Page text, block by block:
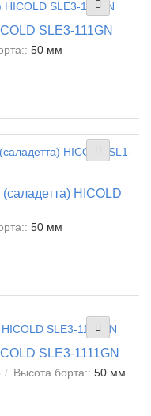
SLE3-111GN
50 мм
HICOLD
50 мм
SLE3-1111GN
Высота борта:: 50 мм